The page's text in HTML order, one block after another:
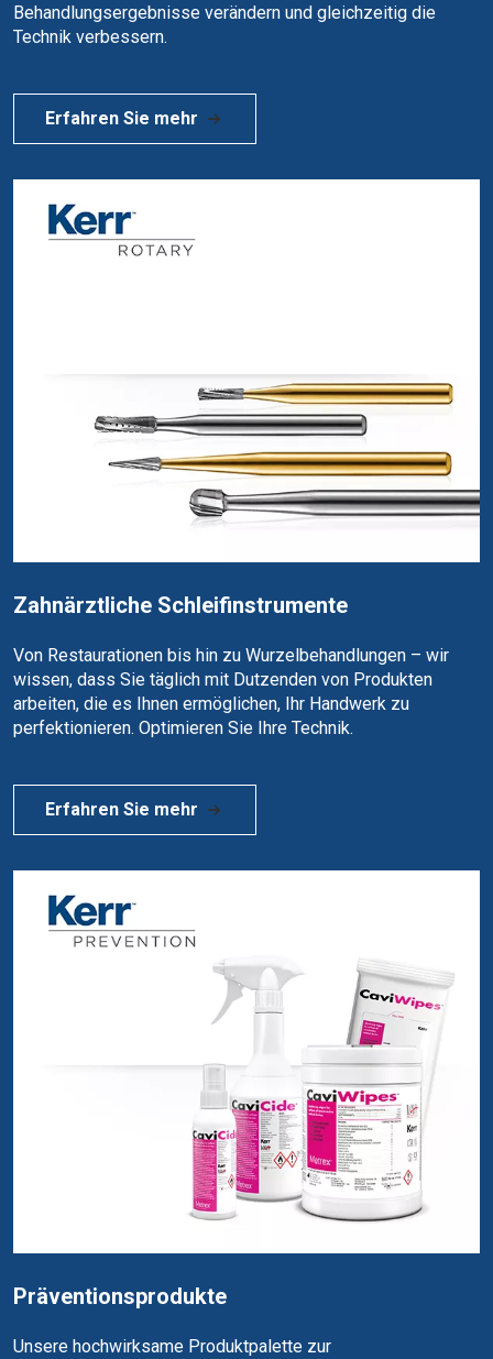
Behandlungsergebnisse verändern und gleichzeitig die
Technik verbessern.
Erfahren Sie mehr
Zahnärztliche Schleifinstrumente
Von Restaurationen bis hin zu Wurzelbehandlungen – wir
wissen, dass Sie täglich mit Dutzenden von Produkten
arbeiten, die es Ihnen ermöglichen, Ihr Handwerk zu
perfektionieren. Optimieren Sie Ihre Technik.
Erfahren Sie mehr
Präventionsprodukte
Unsere hochwirksame Produktpalette zur